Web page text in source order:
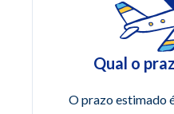
Qual o
O prazo estimado